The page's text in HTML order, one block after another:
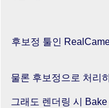
후보정 툴인
물론 후보정으로 처리
그래도 렌더링 시